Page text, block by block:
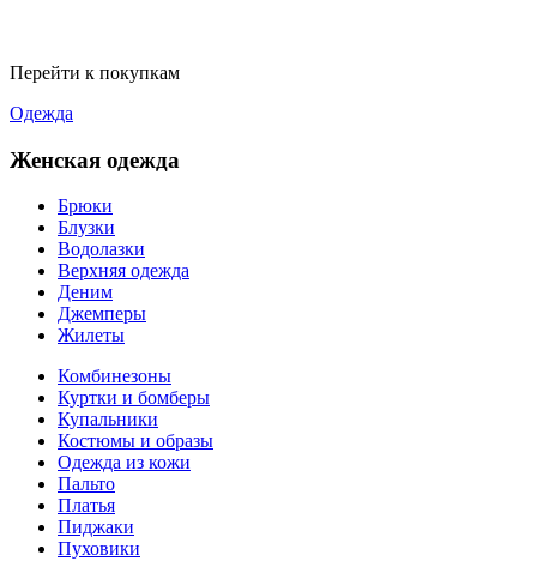
Перейти к покупкам
Одежда
Женская одежда
Брюки
Блузки
Водолазки
Верхняя одежда
Деним
Джемперы
Жилеты
Комбинезоны
Куртки и бомберы
Купальники
Костюмы и образы
Одежда из кожи
Пальто
Платья
Пиджаки
Пуховики